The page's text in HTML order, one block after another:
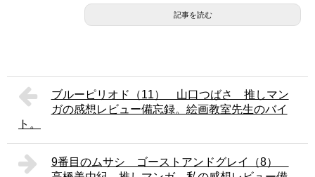
記事を読む
ブルーピリオド（11） 山口つばさ 推しマン
ガの感想レビュー備忘録。絵画教室先生のバイ
ト。
9番目のムサシ ゴーストアンドグレイ（8）